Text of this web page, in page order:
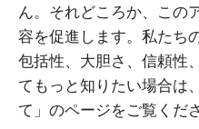
ん。それどころか、この
容を促進します。私たち
包括性、大胆さ、信頼性
てもっと知りたい場合は
て」のページをご覧くだ